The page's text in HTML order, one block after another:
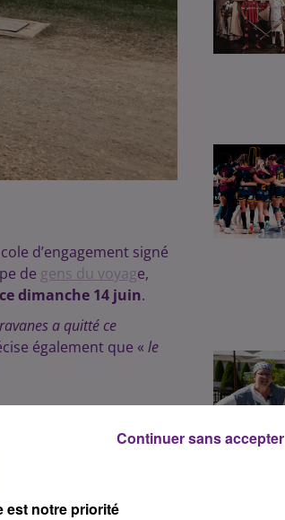
d’engagement signé
de gens du voyage,
dimanche 14 juin.
a quitté ce
également que « le
sa satisfaction
du site, depuis le 22
est notre priorité
Continuer sans accepter